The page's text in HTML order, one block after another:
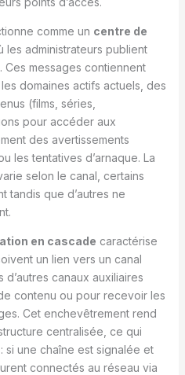
comme un centre de
les administrateurs publient
messages contiennent
domaines actifs actuels, des
(films, séries,
pour accéder aux
des avertissements
les tentatives d’arnaque. La
selon le canal, certains
tandis que d’autres ne
en cascade caractérise
un lien vers un canal
canaux auxiliaires
contenu ou pour recevoir les
Cet enchevêtrement rend
centralisée, ce qui
si une chaîne est signalée et
connectés au réseau via